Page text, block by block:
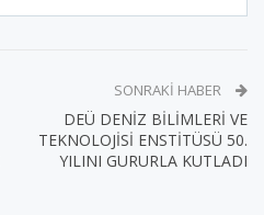
SONRAKI HABER
DEÜ DENİZ BİLİMLERİ VE
TEKNOLOJİSİ ENSTİTÜSÜ 50.
YILINI GURURLA KUTLADI